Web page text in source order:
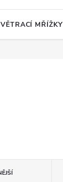
VĚTRACÍ MŘÍŽKY